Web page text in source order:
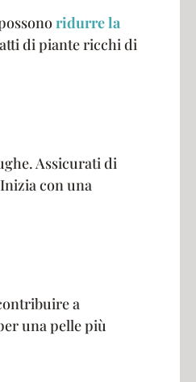
ridurre la
di piante ricchi di
Assicurati di
con una
a
una pelle più